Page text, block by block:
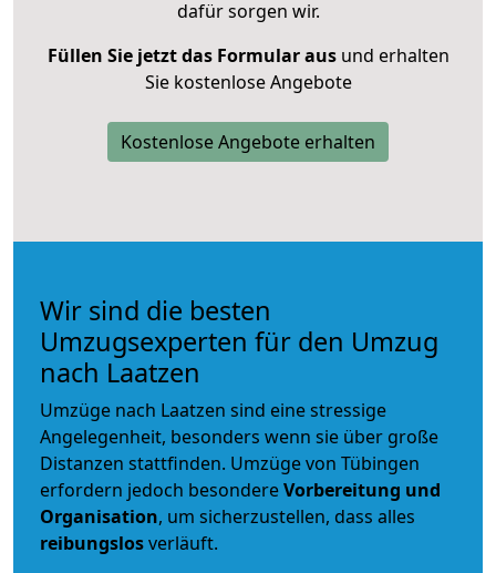
dafür sorgen wir.
Füllen Sie jetzt das Formular ausund erhalten
Sie kostenlose Angebote
Kostenlose Angebote erhalten
Wir sind die besten
Umzugsexperten für den Umzug
nach Laatzen
Umzüge nach Laatzen sind eine stressige
Angelegenheit, besonders wenn sie über große
Distanzen stattfinden. Umzüge von Tübingen
erfordern jedoch besondereVorbereitung und
Organisation, um sicherzustellen, dass alles
reibungslosverläuft.